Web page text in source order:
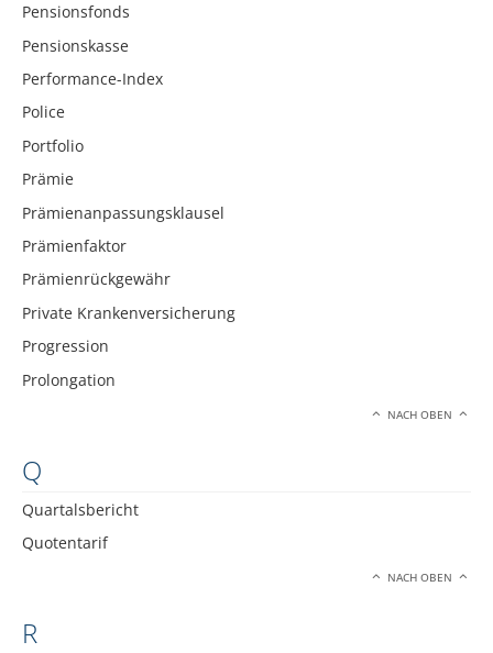
Pensionsfonds
Pensionskasse
Performance-Index
Police
Portfolio
Prämie
Prämienanpassungsklausel
Prämienfaktor
Prämienrückgewähr
Private Krankenversicherung
Progression
Prolongation
NACH OBEN
Q
Quartalsbericht
Quotentarif
NACH OBEN
R